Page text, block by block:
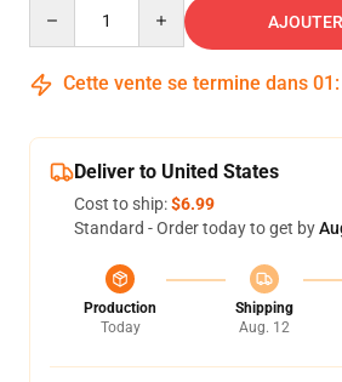
Cette vente se termine dans 01 :
Deliver to United States
Cost to ship:$6.99
Standard - Order today to get by
Production
Today
Shipping
Aug. 12